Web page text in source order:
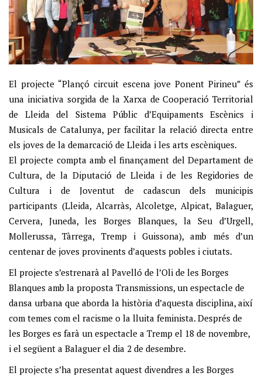
El projecte “Plançó circuit escena jove Ponent Pirineu” és
una iniciativa sorgida de la Xarxa de Cooperació Territorial
de Lleida del Sistema Públic d’Equipaments Escènics i
Musicals de Catalunya, per facilitar la relació directa entre
els joves de la demarcació de Lleida i les arts escèniques.
El projecte compta amb el finançament del Departament de
Cultura, de la Diputació de Lleida i de les Regidories de
Cultura i de Joventut de cadascun dels municipis
participants (Lleida, Alcarràs, Alcoletge, Alpicat, Balaguer,
Cervera, Juneda, les Borges Blanques, la Seu d’Urgell,
Mollerussa, Tàrrega, Tremp i Guissona), amb més d’un
centenar de joves provinents d’aquests pobles i ciutats.
El projecte s’estrenarà al Pavelló de l’Oli de les Borges
Blanques amb la proposta Transmissions, un espectacle de
dansa urbana que aborda la història d’aquesta disciplina, així
com temes com el racisme o la lluita feminista. Després de
les Borges es farà un espectacle a Tremp el 18 de novembre,
i el següent a Balaguer el dia 2 de desembre.
El projecte s’ha presentat aquest divendres a les Borges